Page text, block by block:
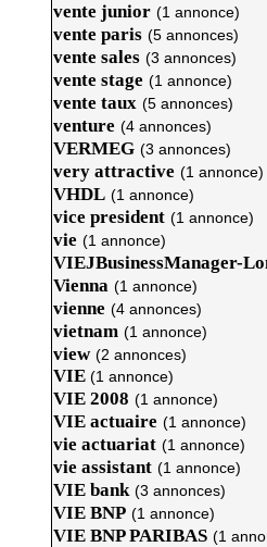
vente junior (1 annonce)
vente paris (5 annonces)
vente sales (3 annonces)
vente stage (1 annonce)
vente taux (5 annonces)
venture (4 annonces)
VERMEG (3 annonces)
very attractive (1 annonce)
VHDL (1 annonce)
vice president (1 annonce)
vie (1 annonce)
VIEJBusinessManager-
Vienna (1 annonce)
vienne (4 annonces)
vietnam (1 annonce)
view (2 annonces)
VIE (1 annonce)
VIE 2008 (1 annonce)
VIE actuaire (1 annonce)
vie actuariat (1 annonce)
vie assistant (1 annonce)
VIE bank (3 annonces)
VIE BNP (1 annonce)
VIE BNP PARIBAS (1